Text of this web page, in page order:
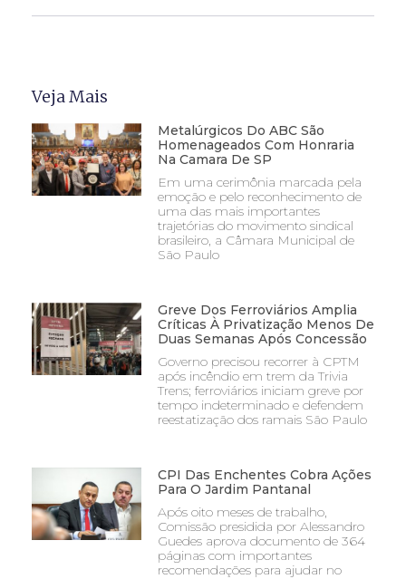
Veja Mais
Metalúrgicos Do ABC São
Homenageados Com Honraria
Na Camara De SP
Em uma cerimônia marcada pela
emoção e pelo reconhecimento de
uma das mais importantes
trajetórias do movimento sindical
brasileiro, a Câmara Municipal de
São Paulo
Greve Dos Ferroviários Amplia
Críticas À Privatização Menos De
Duas Semanas Após Concessão
Governo precisou recorrer à CPTM
após incêndio em trem da Trivia
Trens; ferroviários iniciam greve por
tempo indeterminado e defendem
reestatização dos ramais São Paulo
CPI Das Enchentes Cobra Ações
Para O Jardim Pantanal
Após oito meses de trabalho,
Comissão presidida por Alessandro
Guedes aprova documento de 364
páginas com importantes
recomendações para ajudar no